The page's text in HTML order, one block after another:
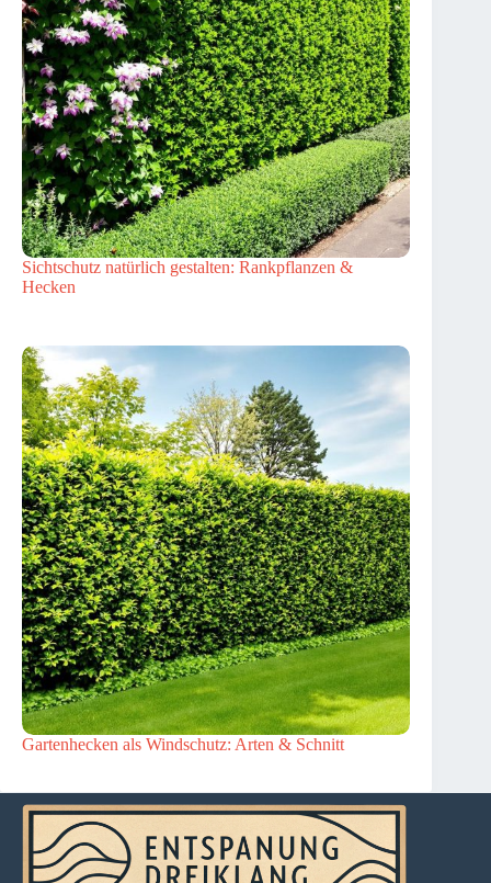
Sichtschutz natürlich gestalten: Rankpflanzen &
Hecken
Gartenhecken als Windschutz: Arten & Schnitt